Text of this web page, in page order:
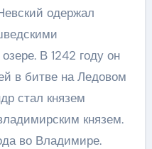
одержал
В 1242 году он
в битве на Ледовом
стал князем
князем.
во Владимире.